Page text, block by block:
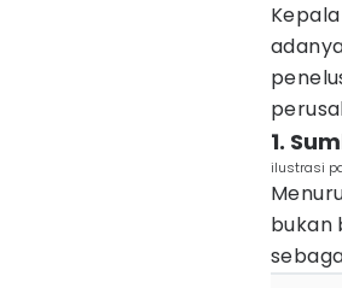
1.
ilustrasi
bukan